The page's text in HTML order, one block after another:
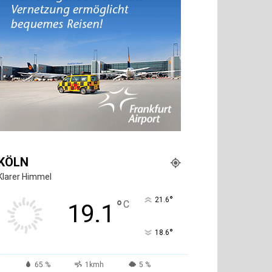
Himmel
19.1 °C 21.6°
18.6°
65 % 1kmh 5 %